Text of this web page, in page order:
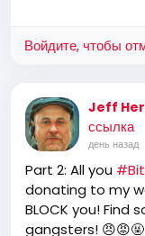
https://
Войдите, чтобы
Jeff
ссылка
день назад
Part 2: All you
donating to my
BLOCK you!
gangsters! 😠😡🤬